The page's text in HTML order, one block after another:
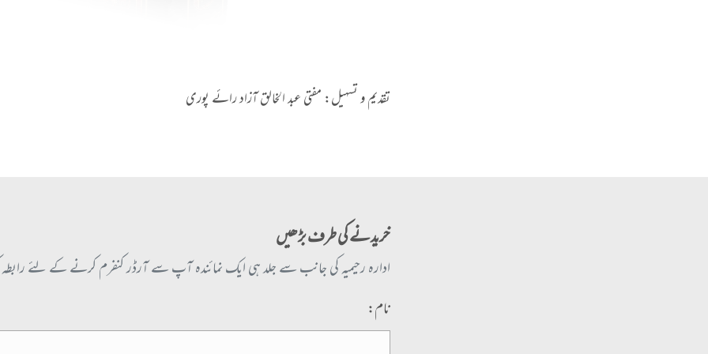
تقدیم و تسہیل: مفتی عبد الخالق آزاد رائے پوری
خریدنے کی طرف بڑھیں
ادارہ رحیمیہ کی جانب سے جلد ہی ایک نمائندہ آپ سے آرڈر کنفرم کرنے کے لئے
نام: